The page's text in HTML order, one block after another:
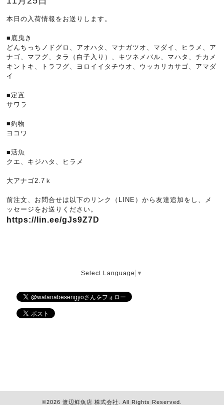
本日の入荷情報をお送りします。
■底曳き
どんちっちノドグロ、アオハタ、マナガツオ、マダイ、ヒラメ、ア
ナゴ、マフグ、タラ（白子入り）、キツネメバル、マハタ、チカメ
キントキ、トラフグ、ヨロイイタチウオ、ウッカリカサゴ、アマダ
イ
■定置
サワラ
■釣物
ヨコワ
■活魚
クエ、キジハタ、ヒラメ
大アナゴ2.7ｋ
前注文、お問合せは以下のリンク（LINE）から友達追加をし、メ
ッセージをお送りください。
https://lin.ee/gJs9Z7D
Select Language ▼
©2026 渡辺鮮魚店 株式会社 . All Rights Reserved.